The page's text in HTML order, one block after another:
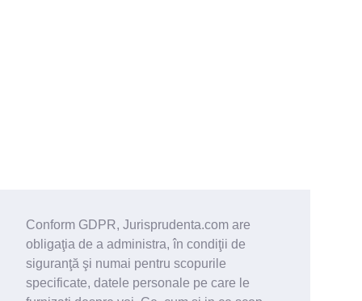
Conform GDPR, Jurisprudenta.com are
obligaţia de a administra, în condiţii de
siguranţă şi numai pentru scopurile
specificate, datele personale pe care le